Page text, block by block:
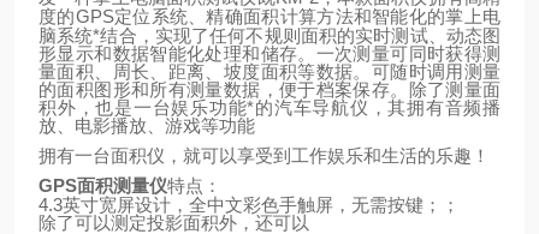
度的GPS定位系统、精确面积计算方法和智能化的掌上电
脑系统*结合，实现了任何不规则面积的实时测试、动态图
形显示和数据智能化处理和储存。一次测量可同时获得测
量面积、周长、距离、坡度面积等数据。可随时调用测量
的面积图形和所有测量数据，便于档案保存。除了测量面
积外，也是一台娱乐功能*的汽车导航仪，其拥有音频播
放、电影播放、游戏等功能
拥有一台面积仪，就可以享受到工作娱乐和生活的乐趣！
GPS面积测量仪特点：
4.3英寸宽屏设计，全中文彩色手触屏，无需按键；；
除了可以测定投影面积外，还可以